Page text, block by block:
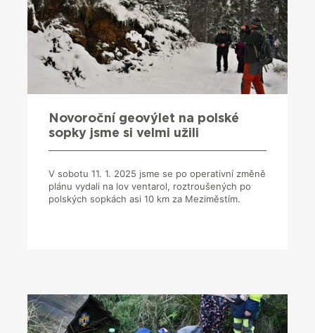
Novoroční geovýlet na polské
sopky jsme si velmi užili
V sobotu 11. 1. 2025 jsme se po operativní změně
plánu vydali na lov ventarol, roztroušených po
polských sopkách asi 10 km za Meziměstím.